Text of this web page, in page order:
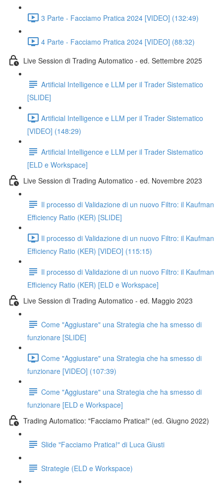
3 Parte - Facciamo Pratica 2024 [VIDEO] (132:49)
4 Parte - Facciamo Pratica 2024 [VIDEO] (88:32)
Live Session di Trading Automatico - ed. Settembre 2025
Artificial Intelligence e LLM per il Trader Sistematico
[SLIDE]
Artificial Intelligence e LLM per il Trader Sistematico
[VIDEO] (148:29)
Artificial Intelligence e LLM per il Trader Sistematico
[ELD e Workspace]
Live Session di Trading Automatico - ed. Novembre 2023
Il processo di Validazione di un nuovo Filtro: il Kaufman
Efficiency Ratio (KER) [SLIDE]
Il processo di Validazione di un nuovo Filtro: il Kaufman
Efficiency Ratio (KER) [VIDEO] (115:15)
Il processo di Validazione di un nuovo Filtro: il Kaufman
Efficiency Ratio (KER) [ELD e Workspace]
Live Session di Trading Automatico - ed. Maggio 2023
Come "Aggiustare" una Strategia che ha smesso di
funzionare [SLIDE]
Come "Aggiustare" una Strategia che ha smesso di
funzionare [VIDEO] (107:39)
Come "Aggiustare" una Strategia che ha smesso di
funzionare [ELD e Workspace]
Trading Automatico: "Facciamo Pratica!" (ed. Giugno 2022)
Slide "Facciamo Pratica!" di Luca Giusti
Strategie (ELD e Workspace)